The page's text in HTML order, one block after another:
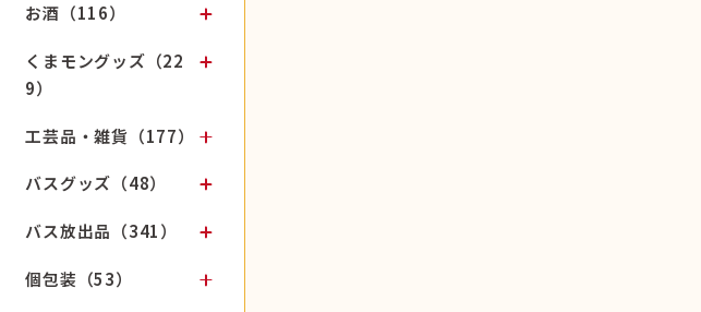
お酒（116）
くまモングッズ（22
9）
工芸品・雑貨（177）
バスグッズ（48）
バス放出品（341）
個包装（53）